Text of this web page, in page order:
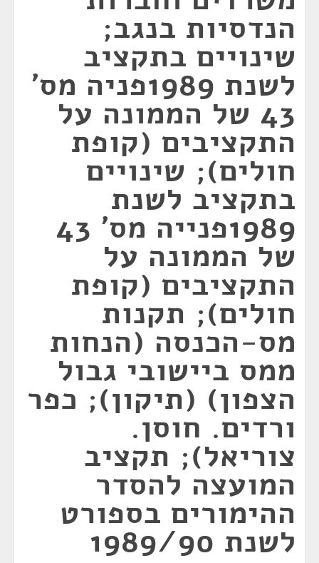
הנדסיות בנגב;
שינויים בתקציב
לשנת 1989פניה מס'
43 של הממונה על
התקציבים (קופת
חולים); שינויים
בתקציב לשנת
1989פנייה מס' 43
של הממונה על
התקציבים (קופת
חולים); תקנות
מס-הכנסה (הנחות
ממס ביישובי גבול
הצפון) (תיקון); כפר
ורדים. חוסן.
צוריאל); תקציב
המועצה להסדר
ההימורים בספורט
לשנת 1989/90